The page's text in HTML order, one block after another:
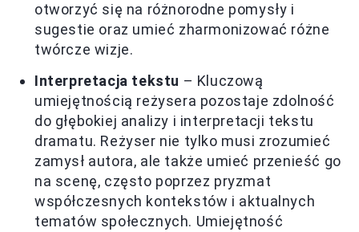
otworzyć się na różnorodne pomysły i
sugestie oraz umieć zharmonizować różne
twórcze wizje.
Interpretacja tekstu – Kluczową
umiejętnością reżysera pozostaje zdolność
do głębokiej analizy i interpretacji tekstu
dramatu. Reżyser nie tylko musi zrozumieć
zamysł autora, ale także umieć przenieść go
na scenę, często poprzez pryzmat
współczesnych kontekstów i aktualnych
tematów społecznych. Umiejętność